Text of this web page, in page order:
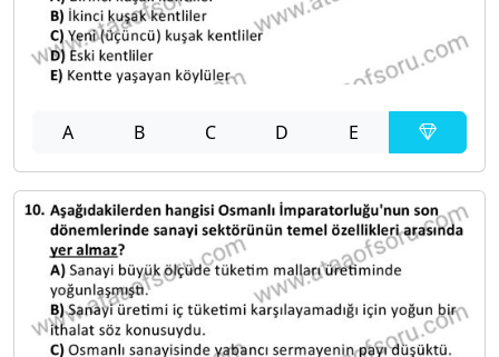
A B C D E